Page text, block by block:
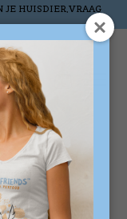
JE HUISDIER,VRAAG
Liste de
au